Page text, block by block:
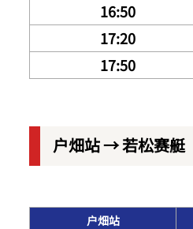
16:50
17:20
17:50
户畑站 → 若松赛艇
户畑站